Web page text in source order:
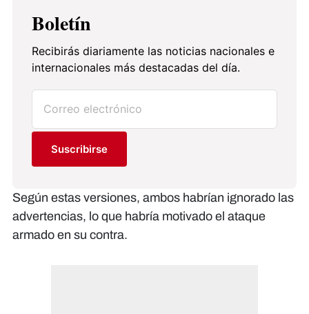
Boletín
Recibirás diariamente las noticias nacionales e
internacionales más destacadas del día.
Suscribirse
Según estas versiones, ambos habrían ignorado las
advertencias, lo que habría motivado el ataque
armado en su contra.